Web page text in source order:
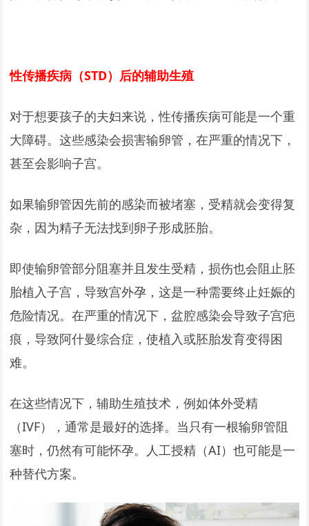
性传播疾病（STD）后的辅助生殖
对于想要孩子的夫妇来说，性传播疾病可能是一个重
大障碍。这些感染会损害输卵管，在严重的情况下，
甚至会影响子宫。
如果输卵管因先前的感染而被堵塞，受精就会变得复
杂，因为精子无法找到卵子形成胚胎。
即使输卵管部分阻塞并且发生受精，损伤也会阻止胚
胎植入子宫，导致宫外孕，这是一种需要终止妊娠的
危险情况。在严重的情况下，盆腔感染会导致子宫疤
痕，导致阿什曼综合症，使植入或胚胎发育变得困
难。
在这些情况下，辅助生殖技术，例如体外受精
（IVF），通常是最好的选择。当只有一根输卵管阻
塞时，仍然有可能怀孕。人工授精（AI）也可能是一
种替代方案。